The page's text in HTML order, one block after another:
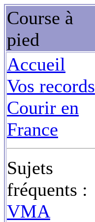
Course à
pied
Accueil
Vos records
Courir en
France
Sujets
fréquents :
VMA